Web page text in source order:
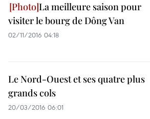
La meilleure saison pour
visiter le bourg de Dông Van
02/11/2016 04:18
Le Nord-Ouest et ses quatre plus
grands cols
20/03/2016 06:01